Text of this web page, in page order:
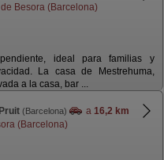
Besora (Barcelona)
ideal para familias y
La casa de Mestrehuma,
a la casa, bar ...
(Barcelona) a 16,2 km
(Barcelona)